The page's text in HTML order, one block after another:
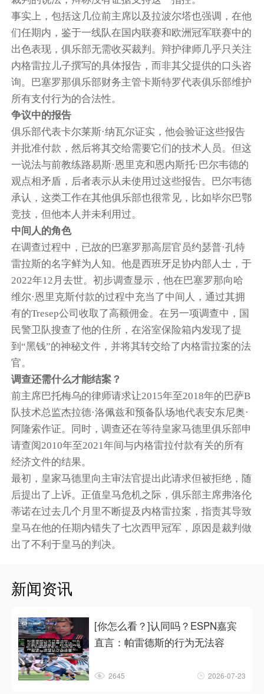
事实上，包括这几位前主席以及拉波尔塔也强调，在他
们任期内，鉴于一线队在国内联赛和欧洲冠军联赛中的
出色表现，俱乐部无需收买裁判。辩护律师几乎只关注
内格雷拉儿子撰写的具体报告，而非其父提供的口头咨
询。巴塞罗那俱乐部财务主管卡斯特罗代表俱乐部维护
所有支付行为的合法性。
争议中的报告
俱乐部代表卡尔莱斯·纳瓦尔证实，他会验证这些报告
并批准付款，然后将其交给需要它们的技术人员。但这
一说法与前教练路易斯·恩里克和恩内斯托·巴尔韦德的
观点相矛盾，后者表示从未使用过这些报告。巴尔韦德
承认，这类工作在其他俱乐部也很常见，比如毕尔巴鄂
竞技，但他本人并未利用过。
中间人的角色
在调查过程中，已故的巴塞罗那高层官员约瑟普·孔特
雷拉斯的名字鲜为人知。他是西班牙足协内部人士，于
2022年12月去世。初步调查显示，他在巴塞罗那向哈
维尔·恩里克斯付款的过程中充当了中间人，通过其拥
有的Tresep公司收取了高额佣金。在另一项调查中，国
民警卫队搜查了他的住所，在浴室保险箱内发现了提
到“黑钱”的神秘文件，并将其转交给了内格雷拉案的法
官。
调查还需什么才能结案？
前主席巴托梅乌的律师请求让2015年至2018年的巴萨B
队技术总监杰拉德·洛佩兹和预备队场地代表安东尼奥·
阿隆索作证。同时，调查还在等待皇家马德里俱乐部申
请查阅2010年至2021年间与内格雷拉付款有关的所有
经济文件的结果。
最初，皇家马德里向主审法官提出此请求但被拒绝，随
后提出了上诉。正值皇马危机之际，俱乐部主席弗洛伦
蒂诺在过去几个月里不断提及内格雷拉案，指责其导致
皇马在他的任期内错失了七次西甲冠军，原因是裁判做
出了不利于皇马的判决。
新闻资讯
[你怎么看？]认同吗？ESPN嘉宾
直言：帕雷德斯的行为无法容
2645 2026-07-23